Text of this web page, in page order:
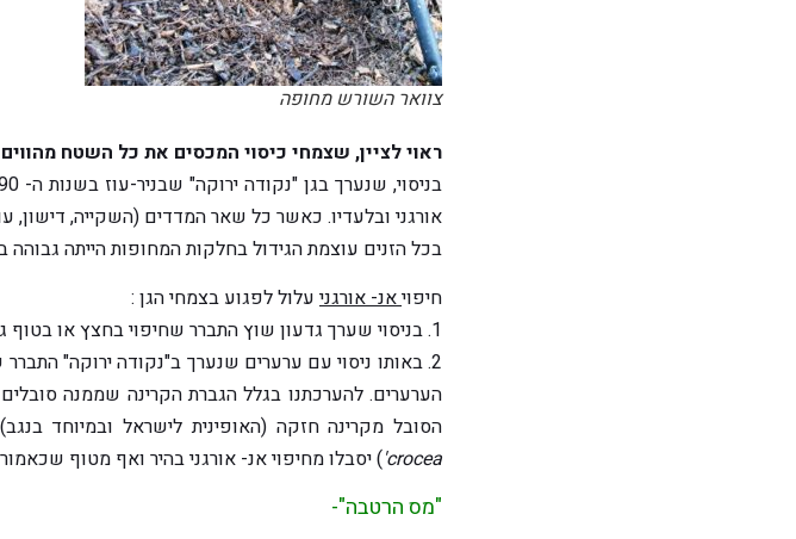
צוואר השורש מחופה
ראוי לציין, שצמחי כיסוי המכסים את כל השטח
אורגני ובלעדיו. כאשר כל שאר המדדים (השקייה, דישון,
בכל הזנים עוצמת הגידול בחלקות המחופות הייתה
חיפויאנ- אורגני עלול לפגוע בצמחי הגן :
1. בניסוי שערך גדעון שוץ התברר שחיפוי בחצץ או בטוף גם להתחממות הקרקע מתחתם.
2. באותו ניסוי עם ערערים שנערך ב"נקודה ירוקה"
הערערים. להערכתנו בגלל הגברת הקרינה שממנה
הסובל מקרינה חזקה (האופינית לישראל ובמיוחד
crocea') יסבלו מחיפוי אנ- אורגני בהיר ואף מטוף
"מס הרטבה"-